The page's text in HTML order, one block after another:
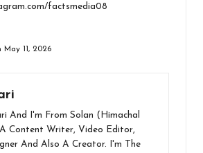
factsmedia08
11, 2026
And I'm From Solan (Himachal
Content Writer, Video Editor,
And Also A Creator. I'm The